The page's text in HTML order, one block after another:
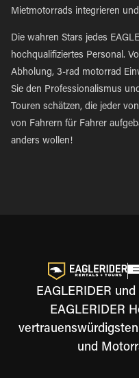
Mietmotorrads integrieren
Die wahren Stars jedes
hochqualifiziertes Personal.
Abholung, 3-rad motorrad
Sie den Professionalismus
Touren schätzen, die jeder
von Fahrern für Fahrer
anders wollen!
EAGLERIDER
EAGLERIDER
und